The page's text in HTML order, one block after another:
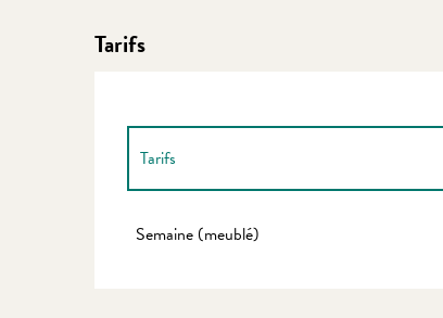
Tarifs
Tarifs
Tarifs 2027
Semaine (meublé)